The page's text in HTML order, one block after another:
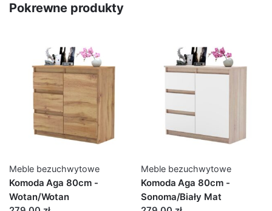
Pokrewne produkty
Meble bezuchwytowe
Komoda Aga 80cm -
Wotan/Wotan
Meble bezuchwytowe
Komoda Aga 80cm -
Sonoma/Biały Mat